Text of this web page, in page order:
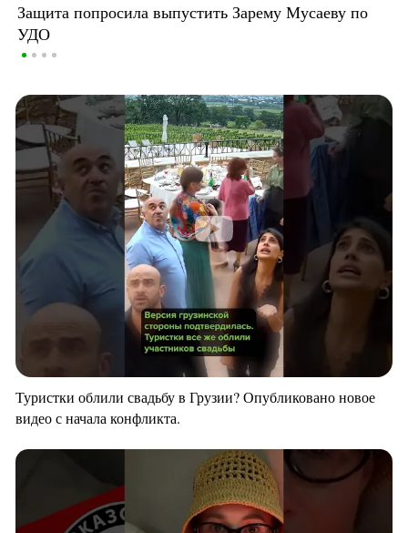
Защита попросила выпустить Зарему Мусаеву по
УДО
Туристки облили свадьбу в Грузии? Опубликовано новое
видео с начала конфликта.